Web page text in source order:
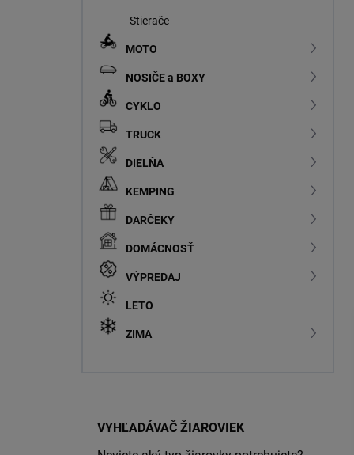
Stierače
MOTO
NOSIČE a BOXY
CYKLO
TRUCK
DIELŇA
KEMPING
DARČEKY
DOMÁCNOSŤ
VÝPREDAJ
LETO
ZIMA
VYHĽADÁVAČ ŽIAROVIEK